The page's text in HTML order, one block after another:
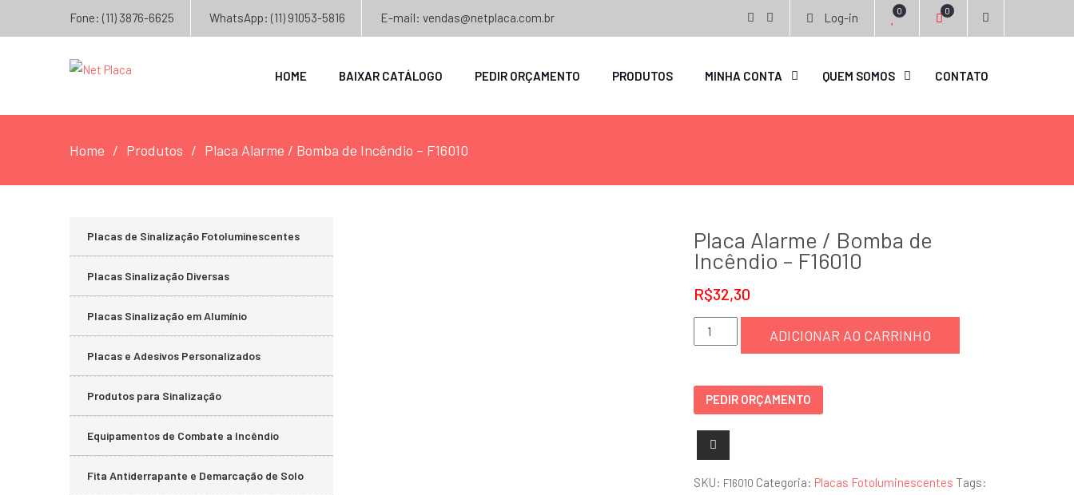
Fone: (11) 3876-6625 WhatsApp: (11) 91053-5816 E-mail: vendas@netplaca.com.br Log-in 0 0
HOME BAIXAR CATÁLOGO PEDIR ORÇAMENTO PRODUTOS MINHA CONTA QUEM SOMOS CONTATO
Home Produtos Placa Alarme / Bomba de Incêndio – F16010
Placa Alarme / Bomba de
Incêndio – F16010
R$32,30
Placa
Alarme
Bomba
de
Incêndio
ADICIONAR AO CARRINHO
PEDIR ORÇAMENTO
SKU: F16010 Categoria: Placas Fotoluminescentes Tags:
Placas de Sinalização Fotoluminescentes
Placas Sinalização Diversas
Placas Sinalização em Alumínio
Placas e Adesivos Personalizados
Produtos para Sinalização
Equipamentos de Combate a Incêndio
Fita Antiderrapante e Demarcação de Solo